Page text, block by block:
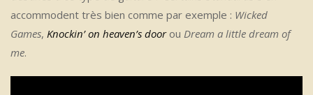
accommodent très bien comme par exemple : Wicked
Games, Knockin’ on heaven’s doorou Dream a little dream of
me.